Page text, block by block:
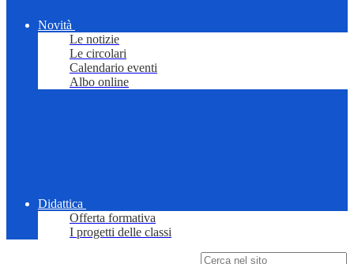
Novità
Le notizie
Le circolari
Calendario eventi
Albo online
Didattica
Offerta formativa
I progetti delle classi